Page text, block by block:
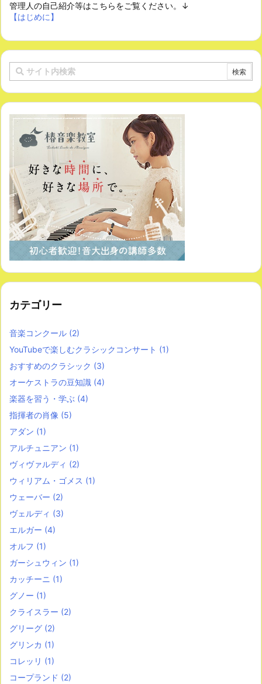
管理人の自己紹介等はこちらをご覧ください。↓
【はじめに】
カテゴリー
音楽コンクール (2)
YouTubeで楽しむクラシックコンサート (1)
おすすめのクラシック (3)
オーケストラの豆知識 (4)
楽器を習う・学ぶ (4)
指揮者の肖像 (5)
アダン (1)
アルチュニアン (1)
ヴィヴァルディ (2)
ウィリアム・ゴメス (1)
ウェーバー (2)
ヴェルディ (3)
エルガー (4)
オルフ (1)
ガーシュウィン (1)
カッチーニ (1)
グノー (1)
クライスラー (2)
グリーグ (2)
グリンカ (1)
コレッリ (1)
コープランド (2)